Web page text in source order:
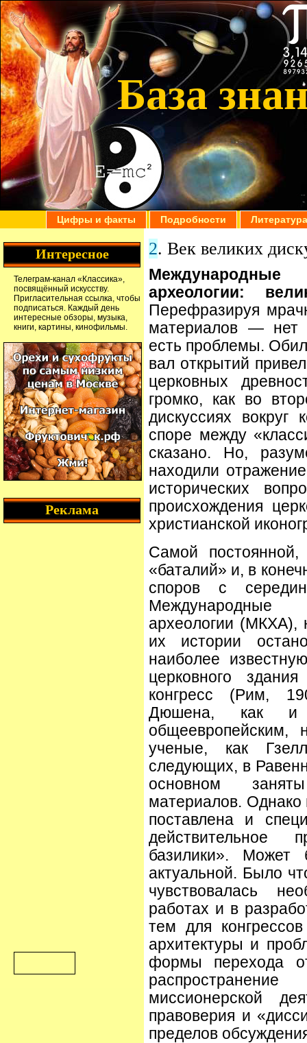
База
Цифры и факты Подробности Литература
2. Век великих
Международные
археологии:
Перефразируя
материалов —
есть проблемы.
вал открытий
церковных
громко, как во
дискуссиях вокруг
споре между
сказано. Но,
находили
исторических
происхождения
христианской
Самой
«баталий» и, в
споров с
Международные
археологии (МКХА),
их истории
наиболее
церковного
конгресс (Рим,
Дюшена, как
общеевропейским,
ученые, как
следующих, в
основном
материалов.
поставлена и
действительное
базилики».
актуальной. Было
чувствовалась
работах и в
тем для
архитектуры и
формы перехода
миссионерской
правоверия и
пределов
Интересное
Телеграм-канал «Классика»,
посвящённый искусству.
Пригласительная ссылка, чтобы
подписаться. Каждый день
интересные обзоры, музыка,
книги, картины, кинофильмы.
Реклама